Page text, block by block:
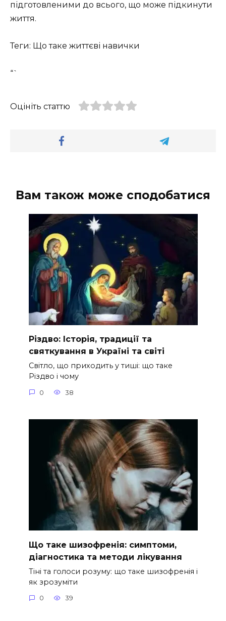
підготовленими до всього, що може підкинути
життя.
Теги: Що таке життєві навички
“`
Оцініть статтю
Вам також може сподобатися
Різдво: Історія, традиції та
святкування в Україні та світі
Світло, що приходить у тиші: що таке
Різдво і чому
0 38
Що таке шизофренія: симптоми,
діагностика та методи лікування
Тіні та голоси розуму: що таке шизофренія і
як зрозуміти
0 39